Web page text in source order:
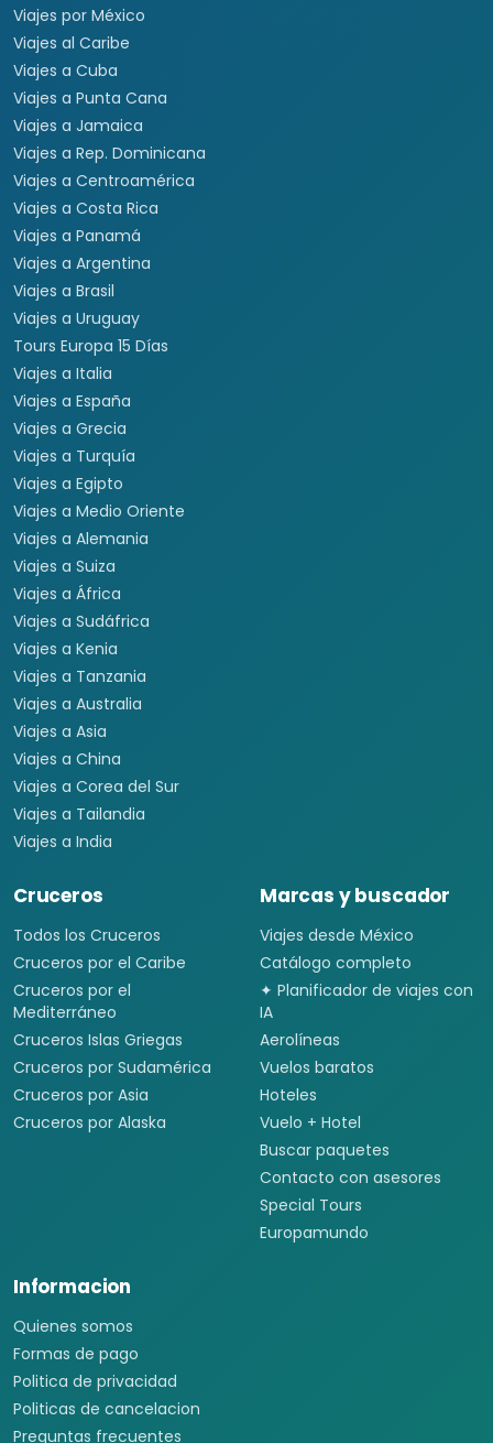
Viajes por México
Viajes al Caribe
Viajes a Cuba
Viajes a Punta Cana
Viajes a Jamaica
Viajes a Rep. Dominicana
Viajes a Centroamérica
Viajes a Costa Rica
Viajes a Panamá
Viajes a Argentina
Viajes a Brasil
Viajes a Uruguay
Tours Europa 15 Días
Viajes a Italia
Viajes a España
Viajes a Grecia
Viajes a Turquía
Viajes a Egipto
Viajes a Medio Oriente
Viajes a Alemania
Viajes a Suiza
Viajes a África
Viajes a Sudáfrica
Viajes a Kenia
Viajes a Tanzania
Viajes a Australia
Viajes a Asia
Viajes a China
Viajes a Corea del Sur
Viajes a Tailandia
Viajes a India
Cruceros
Todos los Cruceros
Cruceros por el Caribe
Cruceros por el
Mediterráneo
Cruceros Islas Griegas
Cruceros por Sudamérica
Cruceros por Asia
Cruceros por Alaska
Marcas y buscador
Viajes desde México
Catálogo completo
✦ Planificador de viajes con
IA
Aerolíneas
Vuelos baratos
Hoteles
Vuelo + Hotel
Buscar paquetes
Contacto con asesores
Special Tours
Europamundo
Informacion
Quienes somos
Formas de pago
Politica de privacidad
Politicas de cancelacion
Preguntas frecuentes